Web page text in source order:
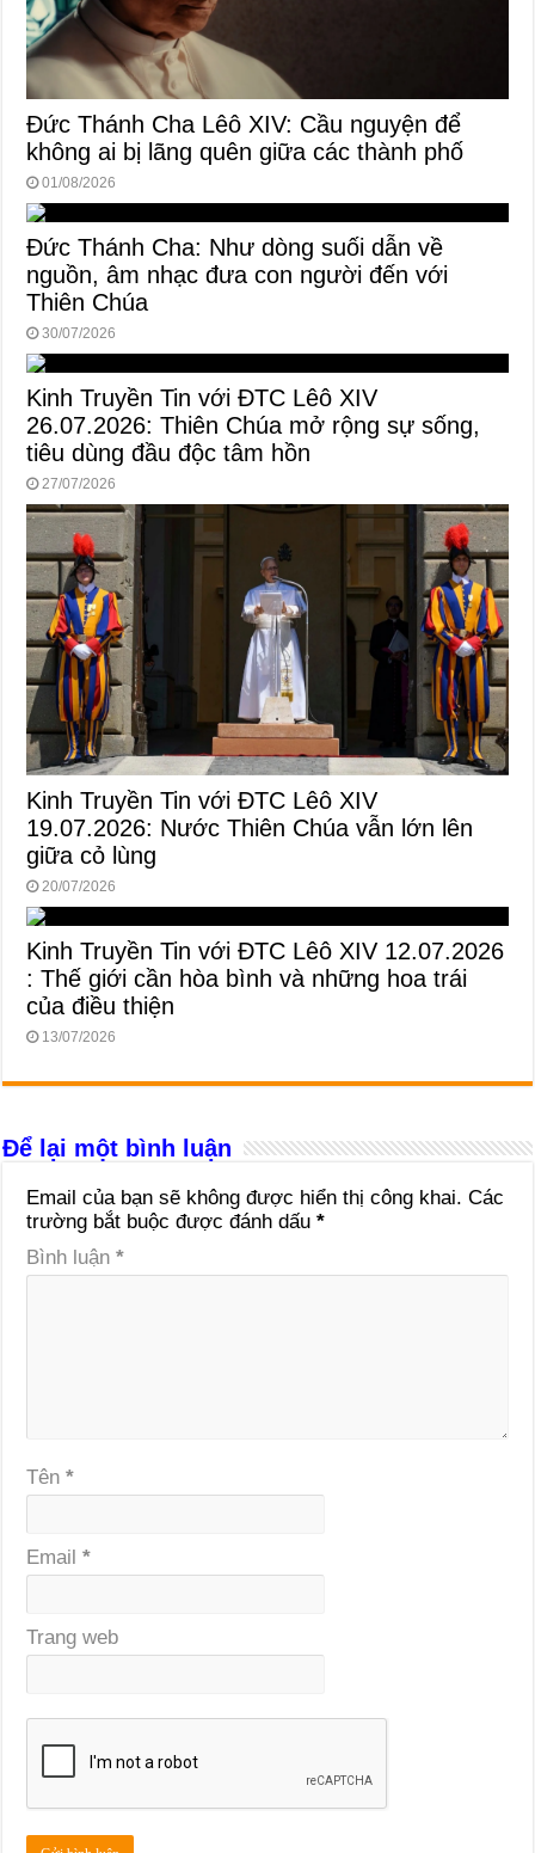
Đức Thánh Cha Lêô XIV: Cầu nguyện để
không ai bị lãng quên giữa các thành phố
01/08/2026
Đức Thánh Cha: Như dòng suối dẫn về
nguồn, âm nhạc đưa con người đến với
Thiên Chúa
30/07/2026
Kinh Truyền Tin với ĐTC Lêô XIV
26.07.2026: Thiên Chúa mở rộng sự sống,
tiêu dùng đầu độc tâm hồn
27/07/2026
Kinh Truyền Tin với ĐTC Lêô XIV
19.07.2026: Nước Thiên Chúa vẫn lớn lên
giữa cỏ lùng
20/07/2026
Kinh Truyền Tin với ĐTC Lêô XIV 12.07.2026
: Thế giới cần hòa bình và những hoa trái
của điều thiện
13/07/2026
Để lại một bình luận
Email của bạn sẽ không được hiển thị công khai. Các
trường bắt buộc được đánh dấu*
Bình luận*
Tên*
Email*
Trang web